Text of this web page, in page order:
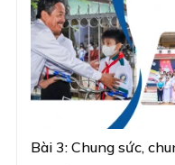
Bài 3: Chung sức,